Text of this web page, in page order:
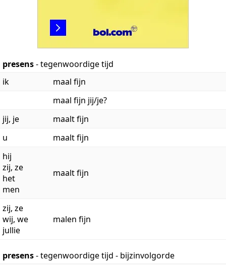
presens- tegenwoordige tijd
ik
maal fijn
maal fijn jij/je?
jij, je
maalt fijn
u
maalt fijn
hij
zij, ze
het
men
maalt fijn
zij, ze
wij, we
jullie
malen fijn
presens- tegenwoordige tijd - bijzinvolgorde